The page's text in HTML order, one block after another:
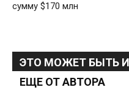
сумму $170 млн
ЭТО МОЖЕТ БЫТЬ
ЕЩЕ ОТ АВТОРА